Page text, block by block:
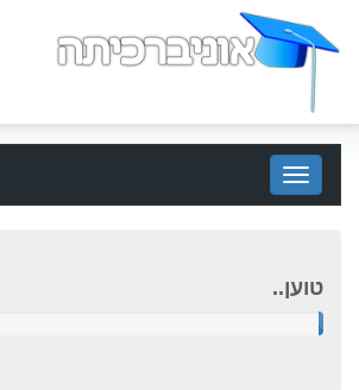
Show Subjects
טוען..
טוען..